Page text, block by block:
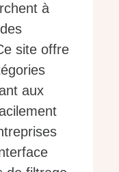
à
site offre
aux